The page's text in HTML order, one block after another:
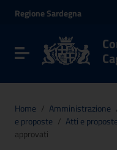
Vai al menu di
RegioneSardegna
Toggle navigation
Home / Amministrazione
e proposte / Atti e
approvati